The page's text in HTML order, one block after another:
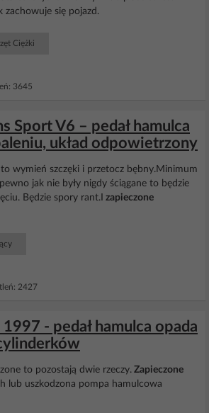
zachowuje się pojazd.
Ciężki
3645
Sport V6 – pedał hamulca
układ odpowietrzony
wymień szczęki i przetocz bębny.Minimum
jak nie były nigdy ściągane to będzie
Będzie spory rant.I zapieczone
2427
- pedał hamulca opada
to pozostają dwie rzeczy. Zapieczone
lub uszkodzona pompa hamulcowa